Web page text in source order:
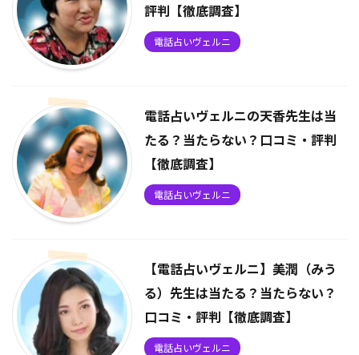
評判【徹底調査】
電話占いヴェルニ
電話占いヴェルニの天香先生は当
たる？当たらない？口コミ・評判
【徹底調査】
電話占いヴェルニ
【電話占いヴェルニ】美潤（みう
る）先生は当たる？当たらない？
口コミ・評判【徹底調査】
電話占いヴェルニ